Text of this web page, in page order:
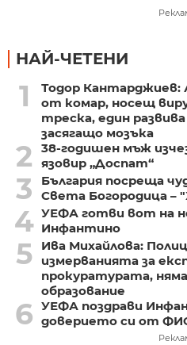
НАЙ-ЧЕТЕНИ
1
Тодор Кантарджиев:
от комар, носещ
треска, един
засягащо мозъка
2
38-годишен мъж
язовир „Доспат“
3
България посреща
Света Богородица –
4 УЕФА готви вот на
Инфантино
5
Ива Михайлова:
измерванията за
прокуратурата,
образование
6 УЕФА поздрави
доверието си от